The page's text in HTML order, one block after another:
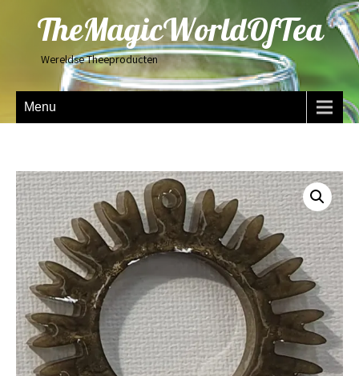
TheMagicWorldOfTea
Wereldse Theeproducten
Menu